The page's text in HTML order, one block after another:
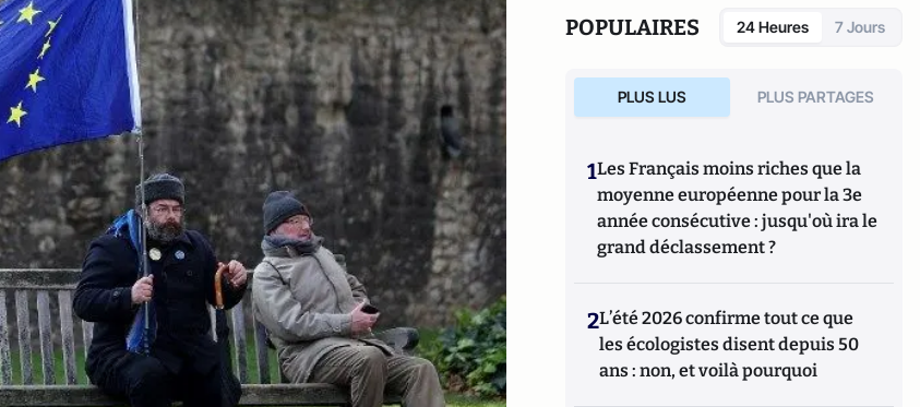
POPULAIRES 24 Heures 7 Jours
PLUS LUS PLUS PARTAGES
1Les Français moins riches que la
moyenne européenne pour la 3e
année consécutive : jusqu'où ira le
grand déclassement ?
2L’été 2026 confirme tout ce que
les écologistes disent depuis 50
ans : non, et voilà pourquoi